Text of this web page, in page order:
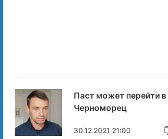
Паст может перейти в
Черноморец
30.12.2021 21:00